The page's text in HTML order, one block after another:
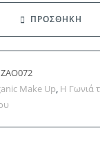
ΠΡΟΣΘΗΚΗ
ZAO072
Make Up, Η Γωνιά